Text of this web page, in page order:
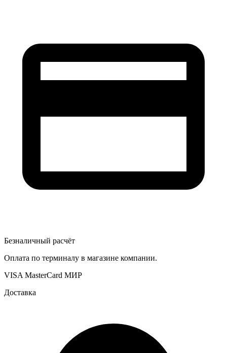
Безналичный расчёт
Оплата по терминалу в магазине компании.
VISA MasterCard МИР
Доставка